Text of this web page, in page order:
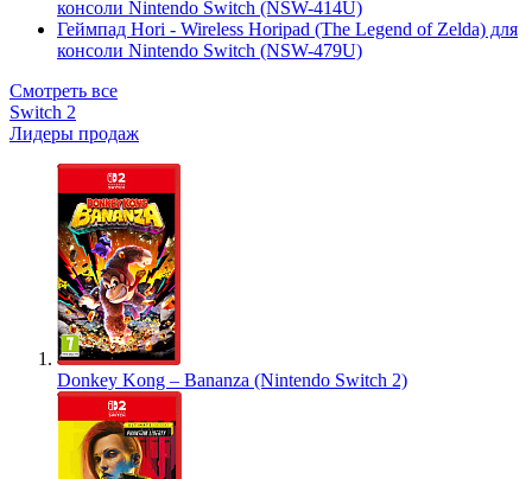
консоли Nintendo Switch (NSW-414U)
Геймпад Hori - Wireless Horipad (The Legend of Zelda) для
консоли Nintendo Switch (NSW-479U)
Смотреть все
Switch 2
Лидеры продаж
Donkey Kong – Bananza (Nintendo Switch 2)